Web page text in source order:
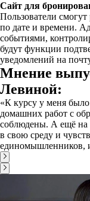
Сайт для
Пользователи
по дате и времени.
событиями,
будут функции
уведомлений на
Мнение
Левиной:
«К курсу у меня
домашних работ с
соблюдены. А ещё на
в свою среду и
единомышленников,